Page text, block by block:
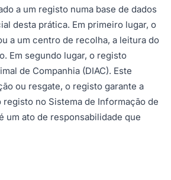
a um registo numa base de dados
desta prática. Em primeiro lugar, o
a um centro de recolha, a leitura do
Em segundo lugar, o registo
de Companhia (DIAC). Este
ou resgate, o registo garante a
no Sistema de Informação de
um ato de responsabilidade que